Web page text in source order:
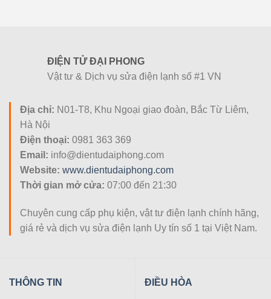
ĐIỆN TỬ ĐẠI PHONG
Vật tư & Dịch vụ sửa điện lạnh số #1 VN
Địa chỉ: N01-T8, Khu Ngoại giao đoàn, Bắc Từ Liêm,
Hà Nội
Điện thoại: 0981 363 369
Email: info@dientudaiphong.com
Website: www.dientudaiphong.com
Thời gian mở cửa: 07:00 đến 21:30
Chuyên cung cấp phụ kiện, vật tư điện lạnh chính hãng,
giá rẻ và dịch vụ sửa điện lạnh Uy tín số 1 tại Việt Nam.
THÔNG TIN ĐIỀU HÒA